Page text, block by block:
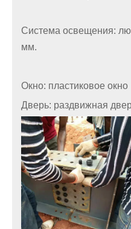
Система освещения:
мм.
Окно: пластиковое окно
Дверь: раздвижная